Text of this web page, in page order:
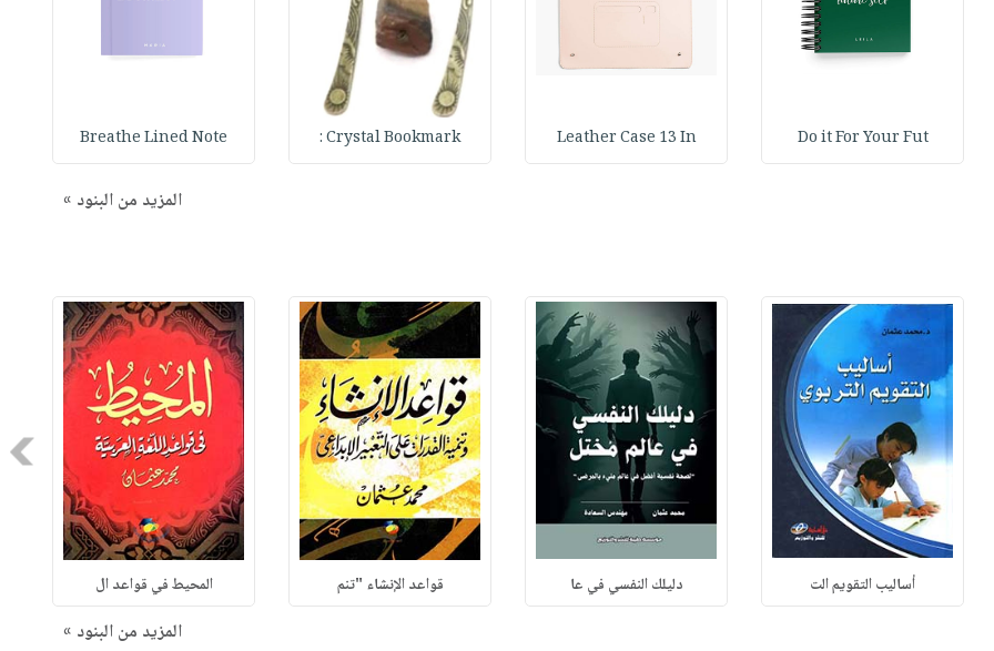
Do it For Your Fut
Leather Case 13 In
Crystal Bookmark :
Breathe Lined Note
المزيد من البنود »
أساليب التقويم الت دليلك النفسي في عا قواعد الإنشاء "تنم المحيط في قواعد ال
المزيد من البنود »